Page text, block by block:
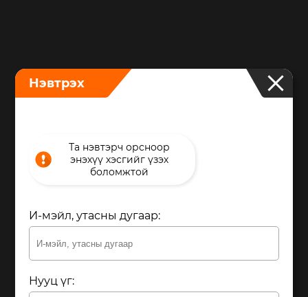
Та гар утсаараа
Нэвтрэх
Та нэвтэрч орсноор
энэхүү хэсгийг үзэх
боломжтой
И-мэйл, утасны дугаар
Нууц үг